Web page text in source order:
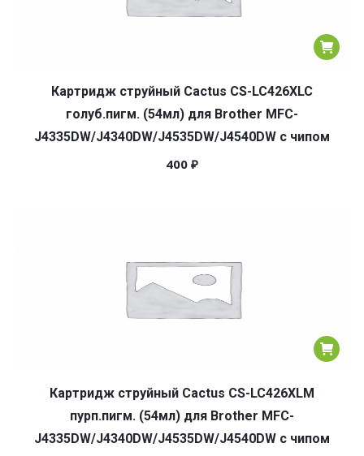
Картридж струйный Cactus CS-LC426XLC
голуб.пигм. (54мл) для Brother MFC-
J4335DW/J4340DW/J4535DW/J4540DW с чипом
400 ₽
Картридж струйный Cactus CS-LC426XLM
пурп.пигм. (54мл) для Brother MFC-
J4335DW/J4340DW/J4535DW/J4540DW с чипом